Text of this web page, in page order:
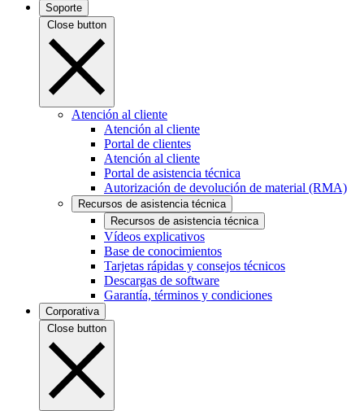
Soporte
Close button
Atención al cliente
Atención al cliente
Portal de clientes
Atención al cliente
Portal de asistencia técnica
Autorización de devolución de material (RMA)
Recursos de asistencia técnica
Recursos de asistencia técnica
Vídeos explicativos
Base de conocimientos
Tarjetas rápidas y consejos técnicos
Descargas de software
Garantía, términos y condiciones
Corporativa
Close button